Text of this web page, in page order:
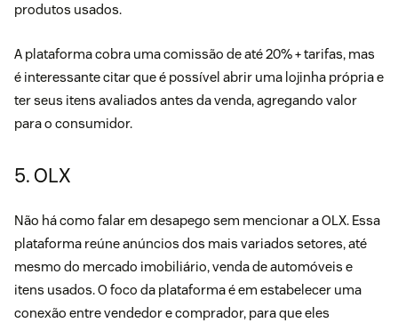
produtos usados.
A plataforma cobra uma comissão de até 20% + tarifas, mas
é interessante citar que é possível abrir uma lojinha própria e
ter seus itens avaliados antes da venda, agregando valor
para o consumidor.
5. OLX
Não há como falar em desapego sem mencionar a OLX. Essa
plataforma reúne anúncios dos mais variados setores, até
mesmo do mercado imobiliário, venda de automóveis e
itens usados. O foco da plataforma é em estabelecer uma
conexão entre vendedor e comprador, para que eles